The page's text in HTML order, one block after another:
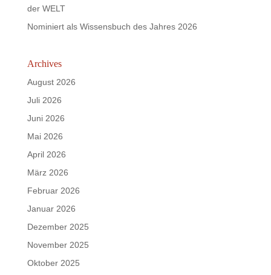
der WELT
Nominiert als Wissensbuch des Jahres 2026
Archives
August 2026
Juli 2026
Juni 2026
Mai 2026
April 2026
März 2026
Februar 2026
Januar 2026
Dezember 2025
November 2025
Oktober 2025